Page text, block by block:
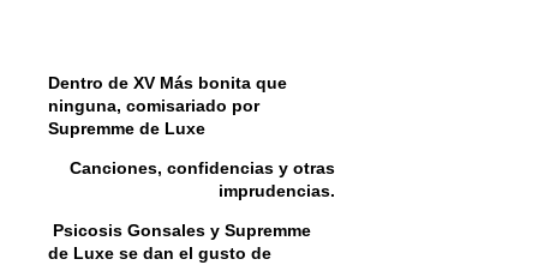
Dentro de XV Más bonita que
ninguna, comisariado por
Supremme de Luxe
Canciones, confidencias y otras
imprudencias.
Psicosis Gonsales y Supremme
de Luxe se dan el gusto de